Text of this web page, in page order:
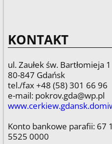
KONTAKT
ul. Zaułek św. Bartłomieja 1
80-847 Gdańsk
tel./fax +48 (58) 301 66 96
e-mail: pokrov.gda@wp.pl
Konto bankowe parafii: 67
5525 0000